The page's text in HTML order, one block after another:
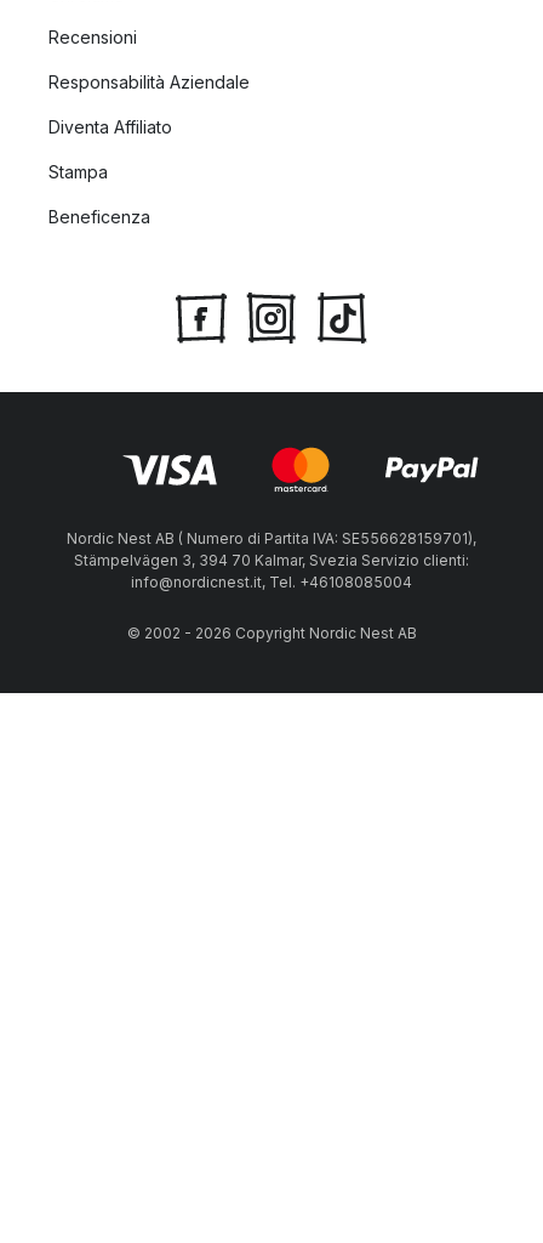
Recensioni
Responsabilità Aziendale
Diventa Affiliato
Stampa
Beneficenza
Nordic Nest AB ( Numero di Partita IVA: SE556628159701),
Stämpelvägen 3, 394 70 Kalmar, Svezia Servizio clienti:
info@nordicnest.it, Tel. +46108085004
© 2002 - 2026 Copyright Nordic Nest AB